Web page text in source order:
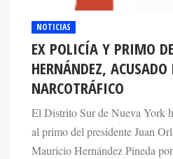
NOTICIAS
EX POLICÍA Y PRIMO
HERNÁNDEZ, ACUSADO
NARCOTRÁFICO
El Distrito Sur de Nueva York
al primo del presidente Juan
Mauricio Hernández Pineda